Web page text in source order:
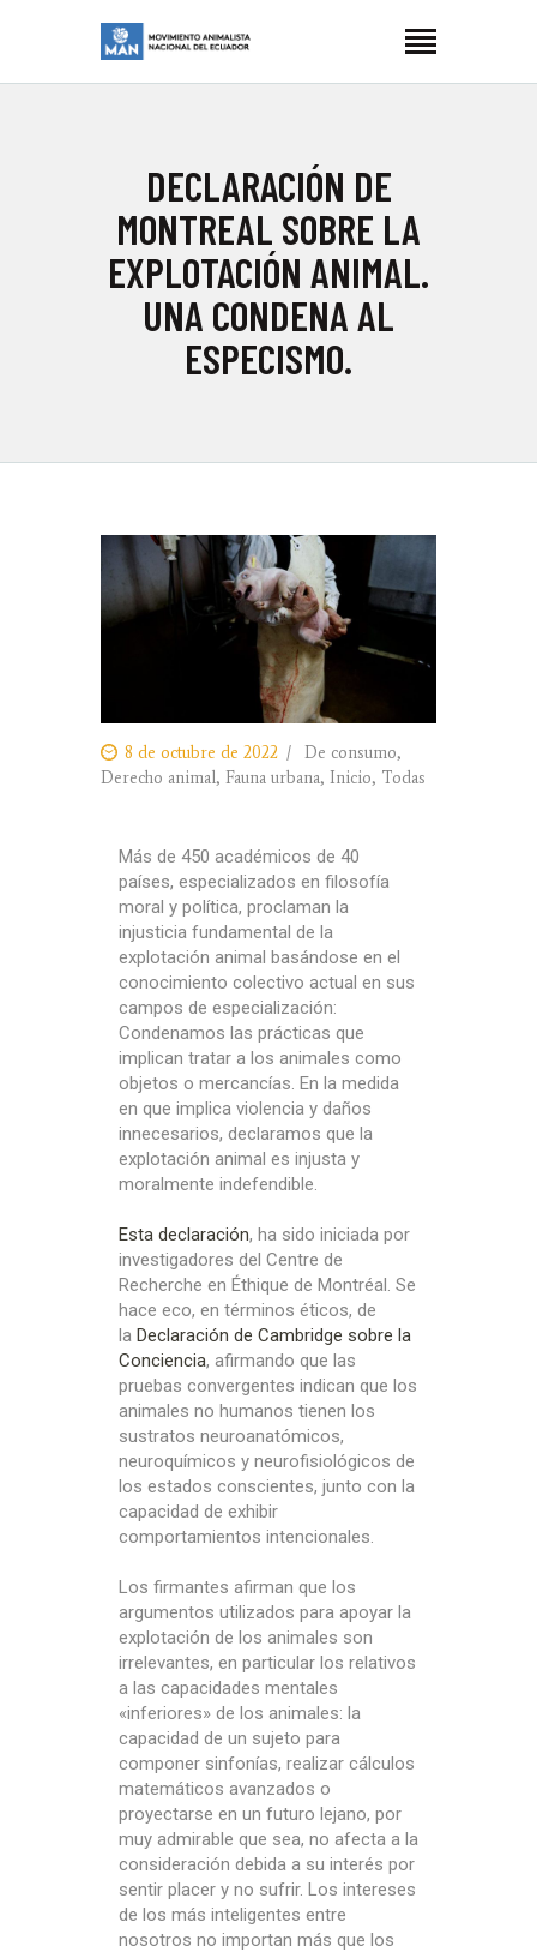
DECLARACIÓN DE
MONTREAL SOBRE LA
EXPLOTACIÓN ANIMAL.
UNA CONDENA AL
ESPECISMO.
MOVIMIENTO ANIMALISTA NACIONAL ECUADOR
INICIO
NOSOTRES
LUCHAS
ARTIVISMO
BLOG
CONTACTOS
8 de octubre de 2022 De consumo,
Derecho animal, Fauna urbana, Inicio, Todas
Más de 450 académicos de 40
países, especializados en filosofía
moral y política, proclaman la
injusticia fundamental de la
explotación animal basándose en el
conocimiento colectivo actual en sus
campos de especialización:
Condenamos las prácticas que
implican tratar a los animales como
objetos o mercancías. En la medida
en que implica violencia y daños
innecesarios, declaramos que la
explotación animal es injusta y
moralmente indefendible.
Esta declaración, ha sido iniciada por
investigadores del Centre de
Recherche en Éthique de Montréal. Se
hace eco, en términos éticos, de
la Declaración de Cambridge sobre la
Conciencia, afirmando que las
pruebas convergentes indican que los
animales no humanos tienen los
sustratos neuroanatómicos,
neuroquímicos y neurofisiológicos de
los estados conscientes, junto con la
capacidad de exhibir
comportamientos intencionales.
Los firmantes afirman que los
argumentos utilizados para apoyar la
explotación de los animales son
irrelevantes, en particular los relativos
a las capacidades mentales
«inferiores» de los animales: la
capacidad de un sujeto para
componer sinfonías, realizar cálculos
matemáticos avanzados o
proyectarse en un futuro lejano, por
muy admirable que sea, no afecta a la
consideración debida a su interés por
sentir placer y no sufrir. Los intereses
de los más inteligentes entre
nosotros no importan más que los